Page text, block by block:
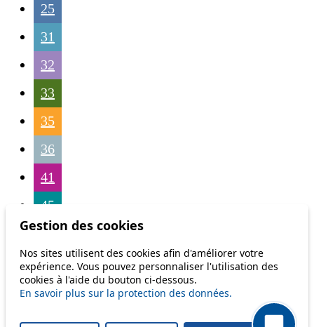
25
31
32
33
35
36
41
45
46
54
56
Gestion des cookies
Nos sites utilisent des cookies afin d'améliorer votre
expérience. Vous pouvez personnaliser l'utilisation des
cookies à l'aide du bouton ci-dessous.
En savoir plus sur la protection des données.